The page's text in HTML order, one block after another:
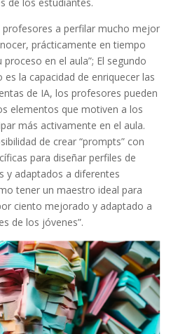
profesores a perfilar mucho mejor
prácticamente en tiempo
en el aula”; El segundo
la capacidad de enriquecer las
de IA, los profesores pueden
elementos que motiven a los
más activamente en el aula.
de crear “prompts” con
para diseñar perfiles de
y adaptados a diferentes
tener un maestro ideal para
ciento mejorado y adaptado a
de los jóvenes”.